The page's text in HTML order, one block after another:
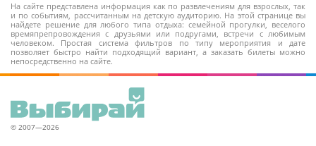
На сайте представлена информация как по развлечениям для взрослых, так
и по событиям, рассчитанным на детскую аудиторию. На этой странице вы
найдете решение для любого типа отдыха: семейной прогулки, веселого
времяпрепровождения с друзьями или подругами, встречи с любимым
человеком. Простая система фильтров по типу мероприятия и дате
позволяет быстро найти подходящий вариант, а заказать билеты можно
непосредственно на сайте.
© 2007—2026